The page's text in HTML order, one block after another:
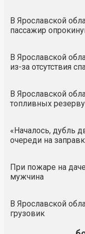
В Ярославской
пассажир
В Ярославской
из-за отсутствия
В Ярославской
топливных
«Началось, дубль
очереди на
При пожаре на
мужчина
В Ярославской
грузовик